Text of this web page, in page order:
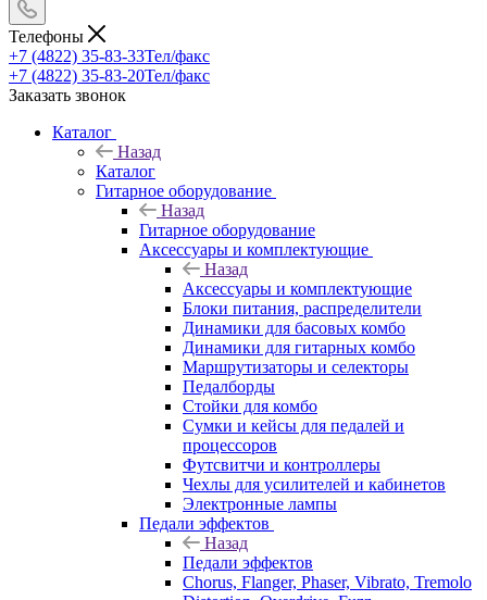
Телефоны
+7 (4822) 35-83-33Тел/факс
+7 (4822) 35-83-20Тел/факс
Заказать звонок
Каталог
Назад
Каталог
Гитарное оборудование
Назад
Гитарное оборудование
Аксессуары и комплектующие
Назад
Аксессуары и комплектующие
Блоки питания, распределители
Динамики для басовых комбо
Динамики для гитарных комбо
Маршрутизаторы и селекторы
Педалборды
Стойки для комбо
Сумки и кейсы для педалей и
процессоров
Футсвитчи и контроллеры
Чехлы для усилителей и кабинетов
Электронные лампы
Педали эффектов
Назад
Педали эффектов
Chorus, Flanger, Phaser, Vibrato, Tremolo